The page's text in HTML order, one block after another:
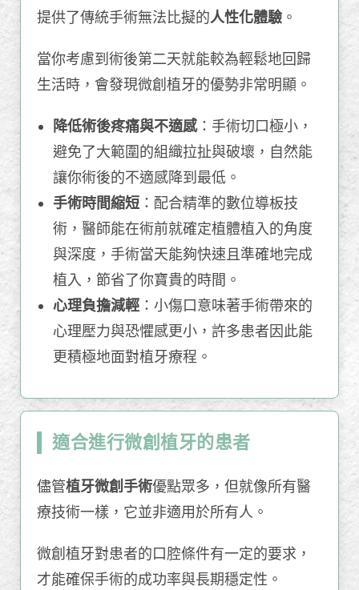
提供了傳統手術無法比擬的人性化體驗 。
當你考慮到術後第二天就能較為輕鬆地回歸
生活時，會發現微創植牙的優勢非常明顯。
降低術後疼痛與不適感：手術切口極小，
避免了大範圍的組織拉扯與破壞，自然能
讓你術後的不適感降到最低。
手術時間縮短 ：配合精準的數位導板技
術，醫師能在術前就確定植體植入的角度
與深度，手術當天能夠快速且準確地完成
植入，節省了你寶貴的時間。
心理負擔減輕 ：小傷口意味著手術帶來的
心理壓力與恐懼感更小，許多患者因此能
更積極地面對植牙療程。
適合進行微創植牙的患者
儘管植牙微創手術優點眾多，但就像所有醫
療技術一樣，它並非適用於所有人。
微創植牙對患者的口腔條件有一定的要求，
才能確保手術的成功率與長期穩定性。